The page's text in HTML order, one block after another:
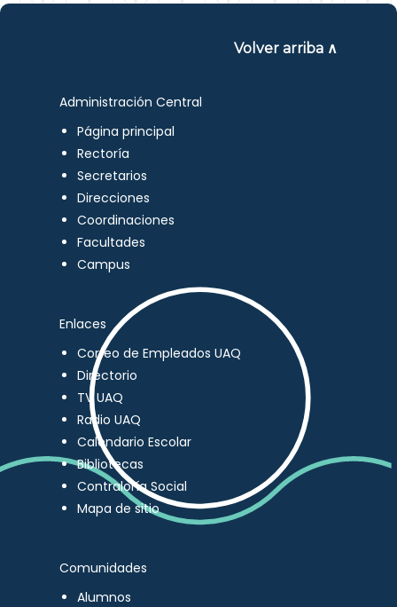
Volver arriba ∧
Administración Central
Página principal
Rectoría
Secretarios
Direcciones
Coordinaciones
Facultades
Campus
Enlaces
Correo de Empleados UAQ
Directorio
TV UAQ
Radio UAQ
Calendario Escolar
Bibliotecas
Contraloría Social
Mapa de sitio
Comunidades
Alumnos